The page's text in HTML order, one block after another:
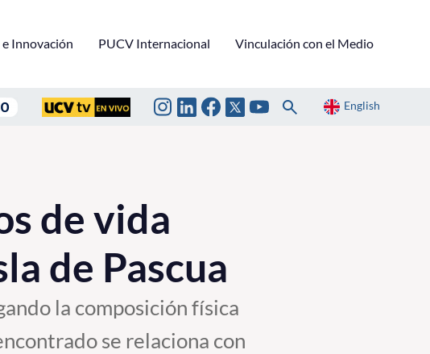
Innovación PUCV Internacional Vinculación con el Medio
English
de vida
de Pascua
la composición física
se relaciona con